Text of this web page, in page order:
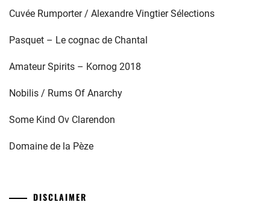
Cuvée Rumporter / Alexandre Vingtier Sélections
Pasquet – Le cognac de Chantal
Amateur Spirits – Kornog 2018
Nobilis / Rums Of Anarchy
Some Kind Ov Clarendon
Domaine de la Pèze
DISCLAIMER